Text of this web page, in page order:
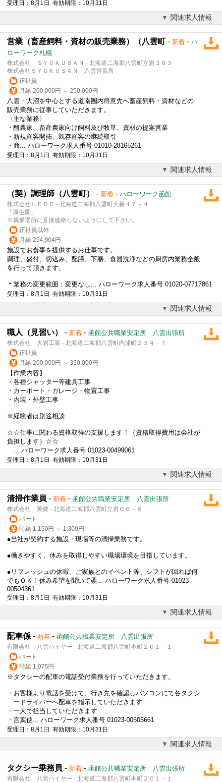
受理日：8月1日 有効期限：10月31日
関連求人情報
営業（畜産飼料・資材の販売業務）（八雲町- 新着 - ハ
ローワーク札幌
株式会社 ＳＹＯＫＵＳＡＮ - 北海道二海郡八雲町立岩３６３
株式会社ＳＹＯＫＵＳＡＮ 八雲営業所
正社員
月給 200,000円 ～ 250,000円
八雲・大沼を中心とする道南圏内得意先へ畜産飼料・資材などの
販売業務に従事していただきます。
〈主な業務〉
・酪農家、畜産農家向け飼料及び牧草、資材の提案営業
・新規顧客開拓、既存顧客の継続取引
・商... ハローワーク求人番号 01010-28165261
受理日：8月1日 有効期限：10月31日
関連求人情報
（契）調理師（八雲町） - 新着 - ハローワーク函館
株式会社ＬＥＯＣ - 北海道二海郡八雲町大新４７－４
「厚生園」
※就業場所に直接連絡しないようにして下さい。
正社員以外
月給 254,904円
施設でお食事を提供するお仕事です。
調理、盛付、切込み、配膳、下膳、食器洗浄などの厨房内業務全般
を行って頂きます。
＊業務の変更範囲：変更なし... ハローワーク求人番号 01020-07717861
受理日：8月1日 有効期限：10月31日
関連求人情報
職人（見習い） - 新着 - 函館公共職業安定所 八雲出張所
株式会社 大岩工業 - 北海道二海郡八雲町内浦町２３４－７
正社員
月給 200,000円 ～ 350,000円
【作業内容】
・各種シャッター等建具工事
・カーポート・ガレージ・物置工事
・内装・外壁工事
※経験者は別途相談
☆☆仕事に関わる資格取得の支援します！（資格取得費用は会社が
負担します）☆☆
... ハローワーク求人番号 01023-00499061
受理日：8月1日 有効期限：10月31日
関連求人情報
清掃作業員 - 新着 - 函館公共職業安定所 八雲出張所
株式会社 美健 - 北海道二海郡八雲町立岩６６－８
パート
時給 1,150円 ～ 1,300円
●当社が契約する施設・現場等の清掃業務です。
●働きやすく、休みを取得しやすい職場環境を目指しています。
●リフレッシュの休暇、ご家族とのイベント等、シフトが回れば何
でもＯＫ！休み希望を聞いて柔... ハローワーク求人番号 01023-
00504361
受理日：8月1日 有効期限：10月31日
関連求人情報
配車係 - 新着 - 函館公共職業安定所 八雲出張所
有限会社 八雲ハイヤー - 北海道二海郡八雲町本町２０１－１
パート
時給 1,075円
※タクシーの配車の電話受付業務を行っていただきます。
・お客様より電話を受けて、行き先を確認しパソコンにて各タクシ
ードライバーへ配車を指示していただきます
・一人で担当していただきます
・言葉使... ハローワーク求人番号 01023-00505661
受理日：8月1日 有効期限：10月31日
関連求人情報
タクシー乗務員 - 新着 - 函館公共職業安定所 八雲出張所
有限会社 八雲ハイヤー - 北海道二海郡八雲町本町２０１－１